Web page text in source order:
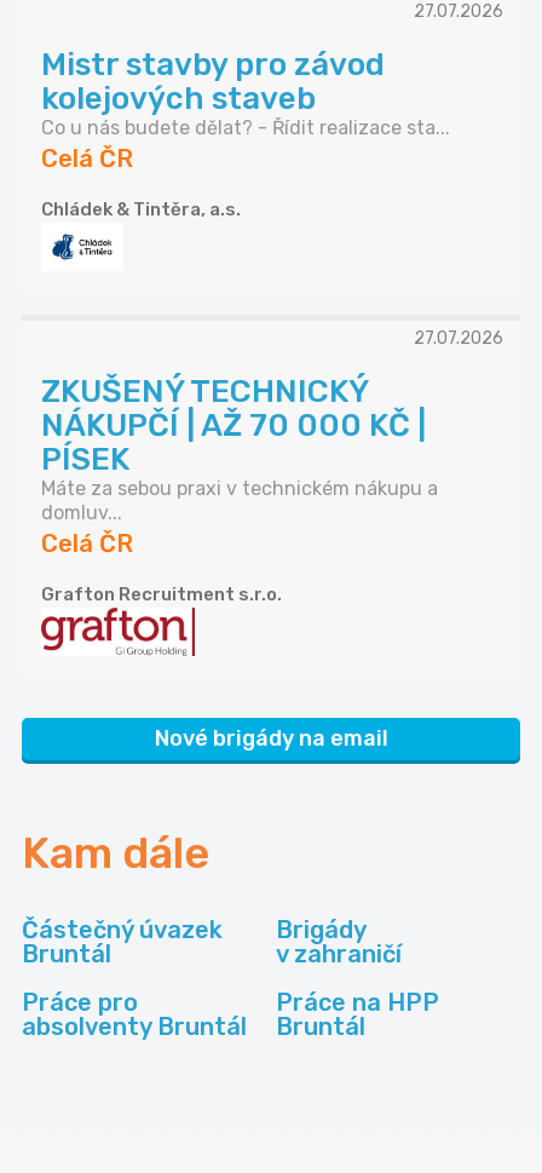
27.07.2026
Mistr stavby pro závod
kolejových staveb
Co u nás budete dělat? - Řídit realizace sta...
Celá ČR
Chládek & Tintěra, a.s.
27.07.2026
ZKUŠENÝ TECHNICKÝ
NÁKUPČÍ | AŽ 70 000 KČ |
PÍSEK
Máte za sebou praxi v technickém nákupu a
domluv...
Celá ČR
Grafton Recruitment s.r.o.
Nové brigády na email
Kam dále
Částečný úvazek
Bruntál
Brigády
v zahraničí
Práce pro
absolventy Bruntál
Práce na HPP
Bruntál